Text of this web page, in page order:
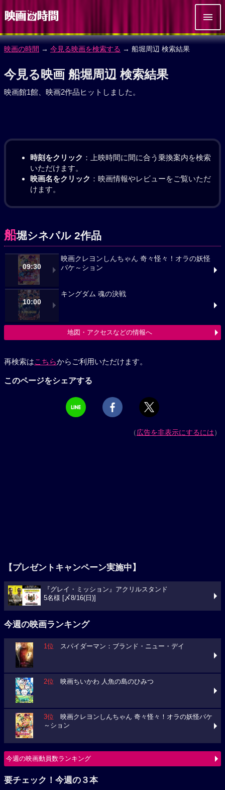
映画の時間 → 今見る映画を検索する → 船堀周辺 検索結果
今見る映画 船堀周辺 検索結果
映画館1館、映画2作品ヒットしました。
時刻をクリック ：上映時間に間に合う乗換案内を検索
いただけます。
映画名をクリック ：映画情報やレビューをご覧いただ
けます。
船堀シネパル 2作品
09:30
映画クレヨンしんちゃん 奇々怪々！オラの妖怪
バケ～ション
10:00
キングダム 魂の決戦
地図・アクセスなどの情報へ
再検索はこちらからご利用いただけます。
このページをシェアする
（広告を非表示にするには）
【プレゼントキャンペーン実施中】
『グレイ・ミッション』アクリルスタンド
5名様 [〆8/16(日)]
今週の映画ランキング
1位 スパイダーマン：ブランド・ニュー・デイ
2位 映画ちいかわ 人魚の島のひみつ
3位 映画クレヨンしんちゃん 奇々怪々！オラの妖怪バケ
～ション
今週の映画動員数ランキング
要チェック！今週の３本